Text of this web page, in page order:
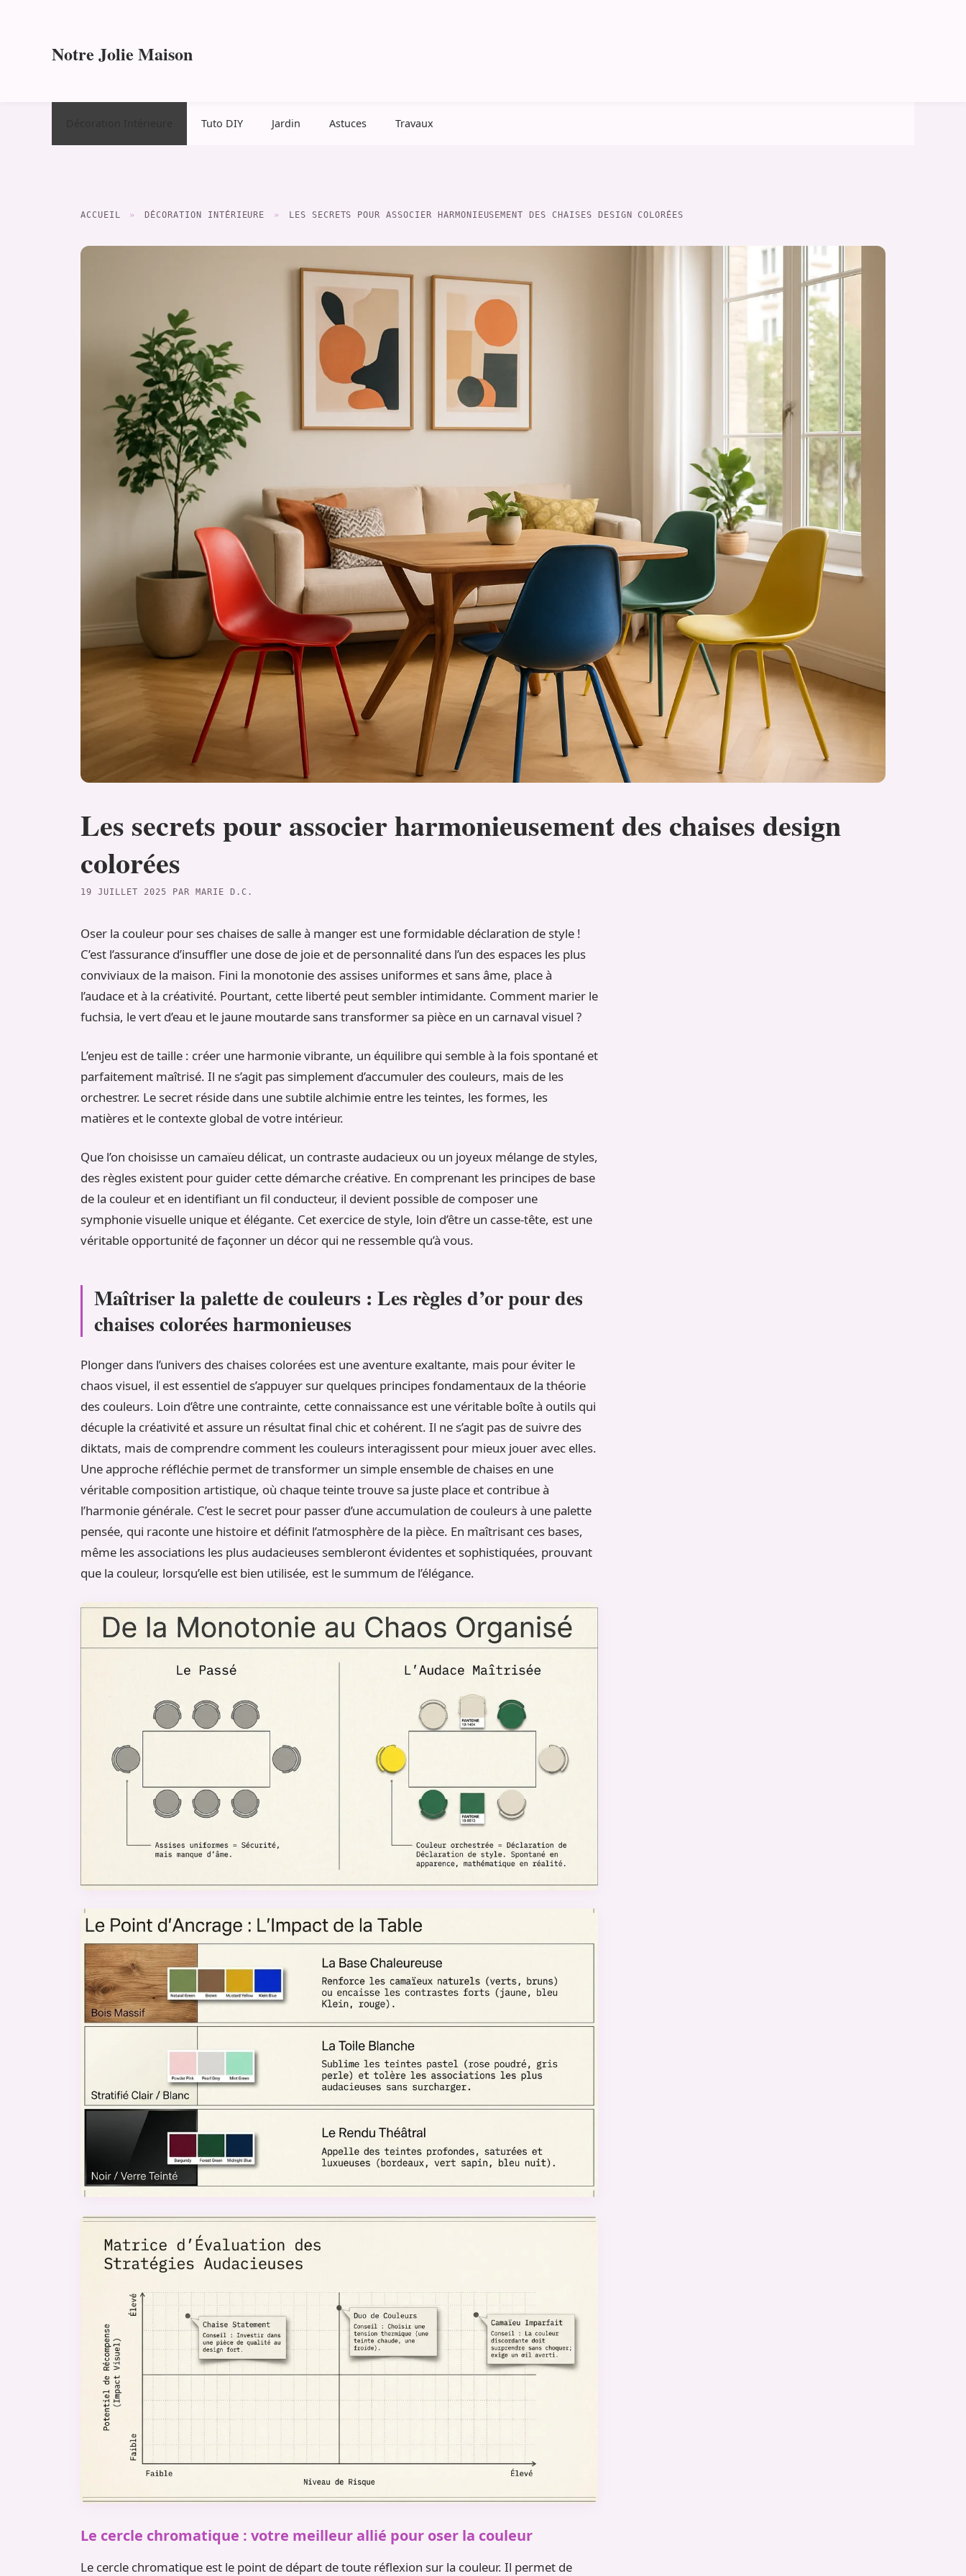
Notre Jolie Maison
Tuto DIY Jardin Astuces Travaux
ACCUEIL » DÉCORATION INTÉRIEURE » LES SECRETS POUR ASSOCIER HARMONIEUSEMENT DES CHAISES DESIGN COLORÉES
Les secrets pour associer harmonieusement des chaises design
colorées
19 JUILLET 2025 PAR MARIE D.C.
Oser la couleur pour ses chaises de salle à manger est une formidable déclaration de style !
C’est l’assurance d’insuffler une dose de joie et de personnalité dans l’un des espaces les plus
conviviaux de la maison. Fini la monotonie des assises uniformes et sans âme, place à
l’audace et à la créativité. Pourtant, cette liberté peut sembler intimidante. Comment marier le
fuchsia, le vert d’eau et le jaune moutarde sans transformer sa pièce en un carnaval visuel ?
L’enjeu est de taille : créer une harmonie vibrante, un équilibre qui semble à la fois spontané et
parfaitement maîtrisé. Il ne s’agit pas simplement d’accumuler des couleurs, mais de les
orchestrer. Le secret réside dans une subtile alchimie entre les teintes, les formes, les
matières et le contexte global de votre intérieur.
Que l’on choisisse un camaïeu délicat, un contraste audacieux ou un joyeux mélange de styles,
des règles existent pour guider cette démarche créative. En comprenant les principes de base
de la couleur et en identifiant un fil conducteur, il devient possible de composer une
symphonie visuelle unique et élégante. Cet exercice de style, loin d’être un casse-tête, est une
véritable opportunité de façonner un décor qui ne ressemble qu’à vous.
Maîtriser la palette de couleurs : Les règles d’or pour des
chaises colorées harmonieuses
Plonger dans l’univers des chaises colorées est une aventure exaltante, mais pour éviter le
chaos visuel, il est essentiel de s’appuyer sur quelques principes fondamentaux de la théorie
des couleurs. Loin d’être une contrainte, cette connaissance est une véritable boîte à outils qui
décuple la créativité et assure un résultat final chic et cohérent. Il ne s’agit pas de suivre des
diktats, mais de comprendre comment les couleurs interagissent pour mieux jouer avec elles.
Une approche réfléchie permet de transformer un simple ensemble de chaises en une
véritable composition artistique, où chaque teinte trouve sa juste place et contribue à
l’harmonie générale. C’est le secret pour passer d’une accumulation de couleurs à une palette
pensée, qui raconte une histoire et définit l’atmosphère de la pièce. En maîtrisant ces bases,
même les associations les plus audacieuses sembleront évidentes et sophistiquées, prouvant
que la couleur, lorsqu’elle est bien utilisée, est le summum de l’élégance.
Le cercle chromatique : votre meilleur allié pour oser la couleur
Le cercle chromatique est le point de départ de toute réflexion sur la couleur. Il permet de